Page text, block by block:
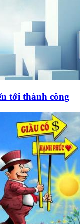
tới thành công